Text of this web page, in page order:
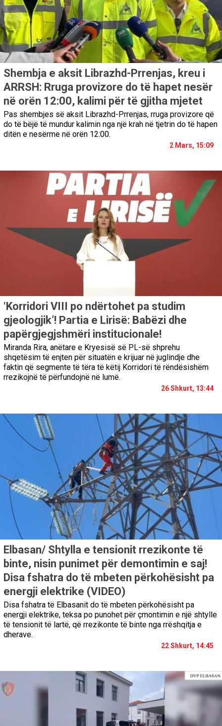
Shembja e aksit Librazhd-Prrenjas, kreu i
ARRSH: Rruga provizore do të hapet nesër
në orën 12:00, kalimi për të gjitha mjetet
Pas shembjes së aksit Librazhd-Prrenjas, rruga provizore që
do të bëjë të mundur kalimin nga një krah në tjetrin do të hapen
ditën e nesërme në orën 12:00.
2 Mars, 15:09
‘Korridori VIII po ndërtohet pa studim
gjeologjik’! Partia e Lirisë: Babëzi dhe
papërgjegjshmëri institucionale!
Miranda Rira, anëtare e Kryesisë së PL-së shprehu
shqetësim të enjten për situatën e krijuar në juglindje dhe
faktin që segmente të tëra të këtij Korridori të rëndësishëm
rrezikojnë të përfundojnë në lumë.
26 Shkurt, 13:44
Elbasan/ Shtylla e tensionit rrezikonte të
binte, nisin punimet për demontimin e saj!
Disa fshatra do të mbeten përkohësisht pa
energji elektrike (VIDEO)
Disa fshatra të Elbasanit do të mbeten përkohësisht pa
energji elektrike, teksa po punohet për çmontimin e një shtylle
të tensionit të lartë, që rrezikonte të binte nga rrëshqitja e
dherave.
22 Shkurt, 14:45